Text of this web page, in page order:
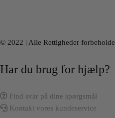
© 2022 | Alle Rettigheder
Har du brug for hjælp?
Find svar på dine spørgsmål
Kontakt vores kundeservice